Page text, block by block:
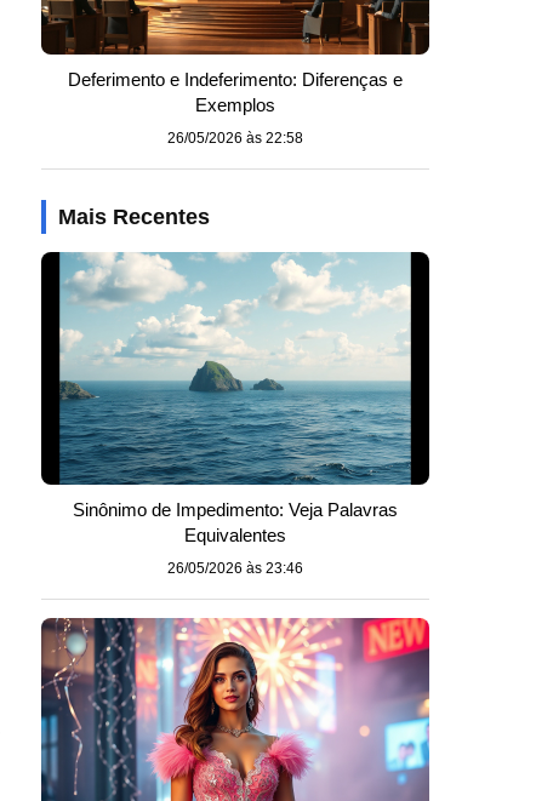
Deferimento e Indeferimento: Diferenças e
Exemplos
26/05/2026 às 22:58
Mais Recentes
Sinônimo de Impedimento: Veja Palavras
Equivalentes
26/05/2026 às 23:46